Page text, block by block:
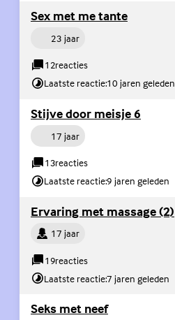
Sex met me tante
Persoon23 jaar
12reacties
Laatste reactie:10 jaren geleden
Stijve door meisje 6
Persoon17 jaar
13reacties
Laatste reactie:9 jaren geleden
Ervaring met massage (2)
Persoon17 jaar
19reacties
Laatste reactie:7 jaren geleden
Seks met neef